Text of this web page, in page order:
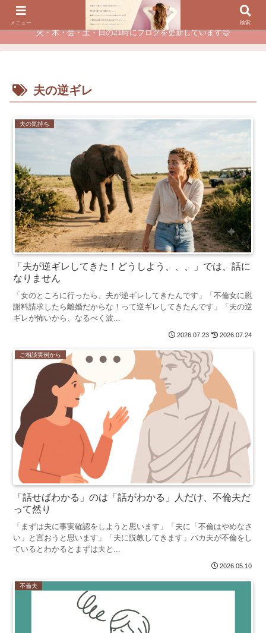
夫に不倫されたつらい経験が、あなたのチャンスに変わるカウンセリング
火・木・金・土・日の21時にブログを更新しています😊
夫の逆ギレ
夫の気持ち
「夫が逆ギレしてきた！どうしよう、、、」では、話に
なりません
「女のところに行ったら、夫が逆ギレしてきたんです」「不倫女に慰
謝料請求したら離婚だからな！って逆ギレしてきたんです」「夫の逆
ギレが怖いから、なるべく波...
2026.07.23 2026.07.24
ご相談実例から
「話せばわかる」のは「話がわかる」人だけ、不倫夫だ
って然り
「まずは夫に事実確認をしようと思います」「夫に「不倫はやめなさ
い」と言おうと思います」「夫に説教してきます」バカ夫が不倫をし
ているとわかるとまずは夫と...
2026.05.10
不倫夫
メニュー 検索